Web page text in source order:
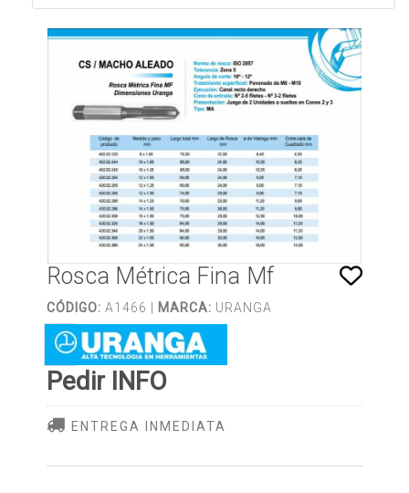
Rosca Métrica Fina Mf
CÓDIGO: A1466 | MARCA: URANGA
Pedir INFO
ENTREGA INMEDIATA